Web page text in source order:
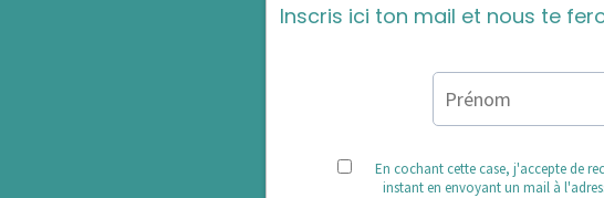
Inscris ici ton mail et nous te
En cochant cette case, j'accepte de
instant en envoyant un mail à